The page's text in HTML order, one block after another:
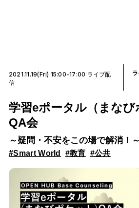
2021.11.19(Fri) 15:00-17:00 ライブ配
信
学習eポータル（まなび
QA会
～疑問・不安をこの場で解消！～
#Smart World #教育 #公共